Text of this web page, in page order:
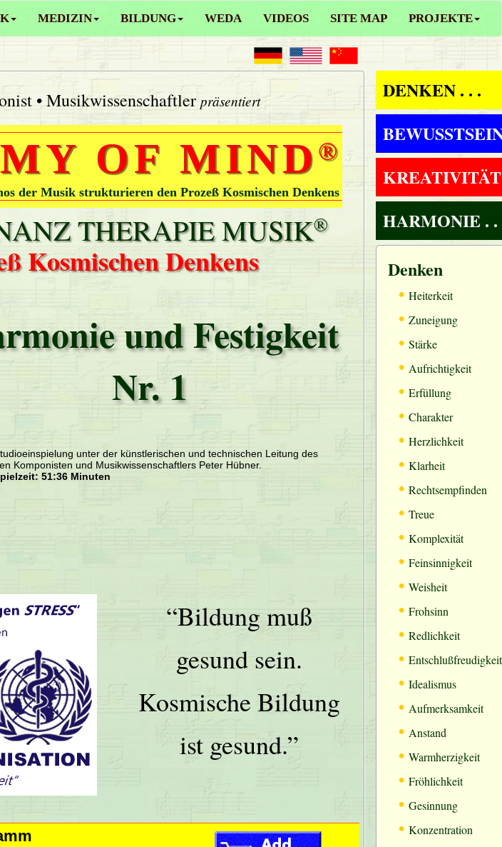
MEDIZIN BILDUNG WEDA VIDEOS SITE MAP PROJEKTE
• Musikwissenschaftler präsentiert
OF MIND ®
der Musik strukturieren den Prozeß Kosmischen Denkens
THERAPIE MUSIK®
Kosmischen Denkens
und Festigkeit
Nr. 1
unter der künstlerischen und technischen Leitung des
Komponisten und Musikwissenschaftlers Peter Hübner.
51:36 Minuten
“Bildung muß
gesund sein.
Kosmische Bildung
ist gesund.”
DENKEN . . .
HARMONIE . .
Denken
• Heiterkeit
• Zuneigung
• Stärke
• Aufrichtigkeit
• Erfüllung
• Charakter
• Herzlichkeit
• Klarheit
• Rechtsempfinden
• Treue
• Komplexität
• Feinsinnigkeit
• Weisheit
• Frohsinn
• Redlichkeit
• Entschlußfreudigkeit
• Idealismus
• Aufmerksamkeit
• Anstand
• Warmherzigkeit
• Fröhlichkeit
• Gesinnung
• Konzentration